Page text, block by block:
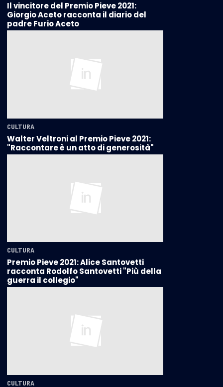
Il vincitore del Premio Pieve 2021:
Giorgio Aceto racconta il diario del
padre Furio Aceto
CULTURA
Walter Veltroni al Premio Pieve 2021:
"Raccontare è un atto di generosità"
CULTURA
Premio Pieve 2021: Alice Santovetti
racconta Rodolfo Santovetti "Più della
guerra il collegio"
CULTURA